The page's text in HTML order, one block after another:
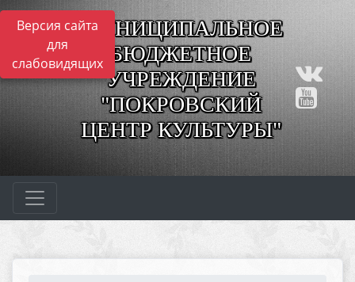
Версия сайта
для
слабовидящих
МУНИЦИПАЛЬНОЕ
БЮДЖЕТНОЕ
УЧРЕЖДЕНИЕ
"ПОКРОВСКИЙ
ЦЕНТР КУЛЬТУРЫ"